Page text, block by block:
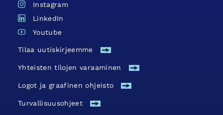
Instagram
LinkedIn
Youtube
Tilaa uutiskirjeemme
Yhteisten tilojen varaaminen
Logot ja graafinen ohjeisto
Turvallisuus­ohjeet